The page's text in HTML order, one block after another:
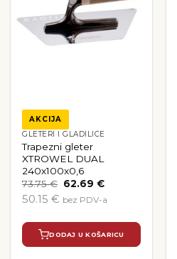
AKCIJA
GLETERI I GLADILICE
Trapezni gleter
XTROWEL DUAL
240x100x0,6
73.75€ Izvorna
bila
73.75 €.
62.69€Trenutna
je:
50.15 € bez PDV-a
DODAJ U KOŠARICU